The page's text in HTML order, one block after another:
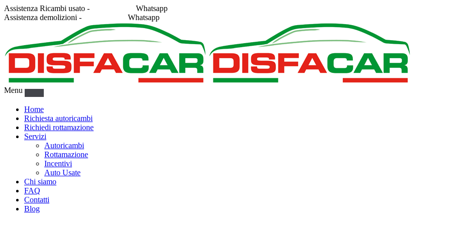
Assistenza Ricambi usato -
Whatsapp
Assistenza demolizioni -
Whatsapp
Menu
Home
Richiesta autoricambi
Richiedi rottamazione
Servizi
Autoricambi
Rottamazione
Incentivi
Auto Usate
Chi siamo
FAQ
Contatti
Blog